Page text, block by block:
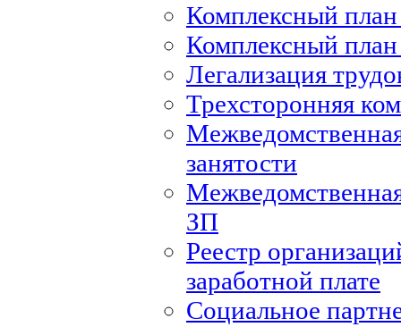
Комплексный
Комплексный
Легализация
Трехсторонняя
занятости
ЗП
Реестр
заработной плате
Социальное